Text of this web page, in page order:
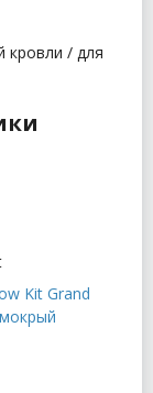
кровли / для
Kit Grand